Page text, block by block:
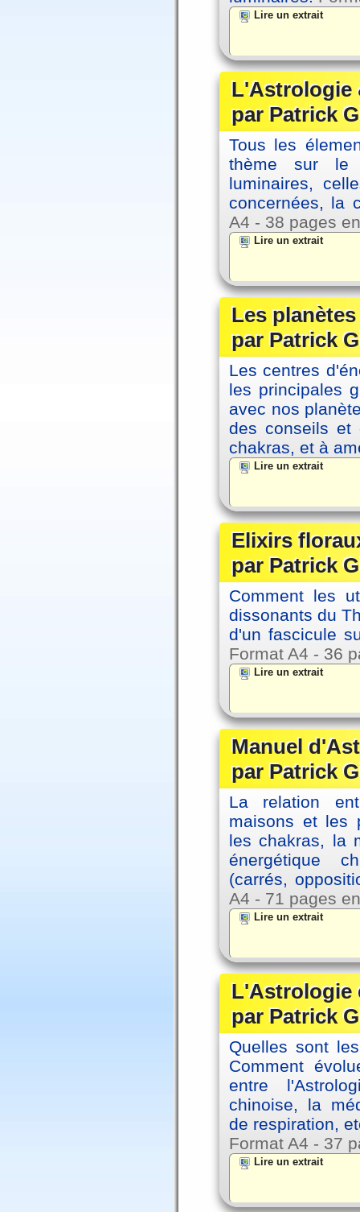
Lire un extrait
L'Astrologie
par Patrick
Tous les
thème sur le
luminaires,
concernées, la
A4 - 38 pages
Lire un extrait
Les
par Patrick
Les centres
les principales
avec nos
des conseils et
chakras, et à
Lire un extrait
Elixirs
par Patrick
Comment les
dissonants du
d'un fascicule
Format A4 - 36
Lire un extrait
Manuel
par Patrick
La relation
maisons et les
les chakras, la
énergétique
(carrés,
A4 - 71 pages
Lire un extrait
L'Astrologie
par Patrick
Quelles sont
Comment
entre
chinoise, la
de respiration,
Format A4 - 37
Lire un extrait